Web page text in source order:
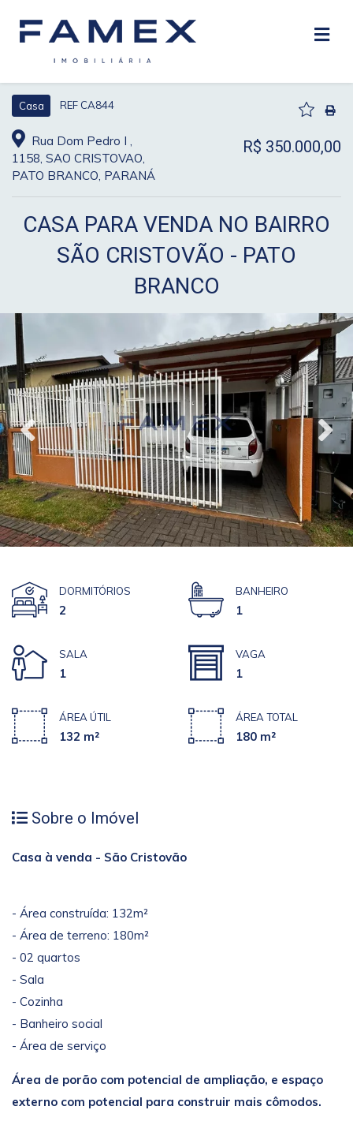
Casa REF CA844
Rua Dom Pedro I ,
1158, SAO CRISTOVAO,
PATO BRANCO, PARANÁ
R$ 350.000,00
CASA PARA VENDA NO BAIRRO
SÃO CRISTOVÃO - PATO
BRANCO
DORMITÓRIOS
2
BANHEIRO
1
SALA
1
VAGA
1
ÁREA ÚTIL
132 m²
ÁREA TOTAL
180 m²
Sobre o Imóvel
Casa à venda - São Cristovão
- Área construída: 132m²
- Área de terreno: 180m²
- 02 quartos
- Sala
- Cozinha
- Banheiro social
- Área de serviço
Área de porão com potencial de ampliação, e espaço
externo com potencial para construir mais cômodos.